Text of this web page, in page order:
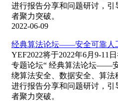
进行报告分享和问题研讨，
者聚力突破。
2022-06-09
经典算法论坛——安全可靠人
YEF2022将于2022年6月9-11
专题论坛“ 经典算法论坛——
绕算法安全、数据安全、算
进行报告分享和问题研讨，
者聚力突破。